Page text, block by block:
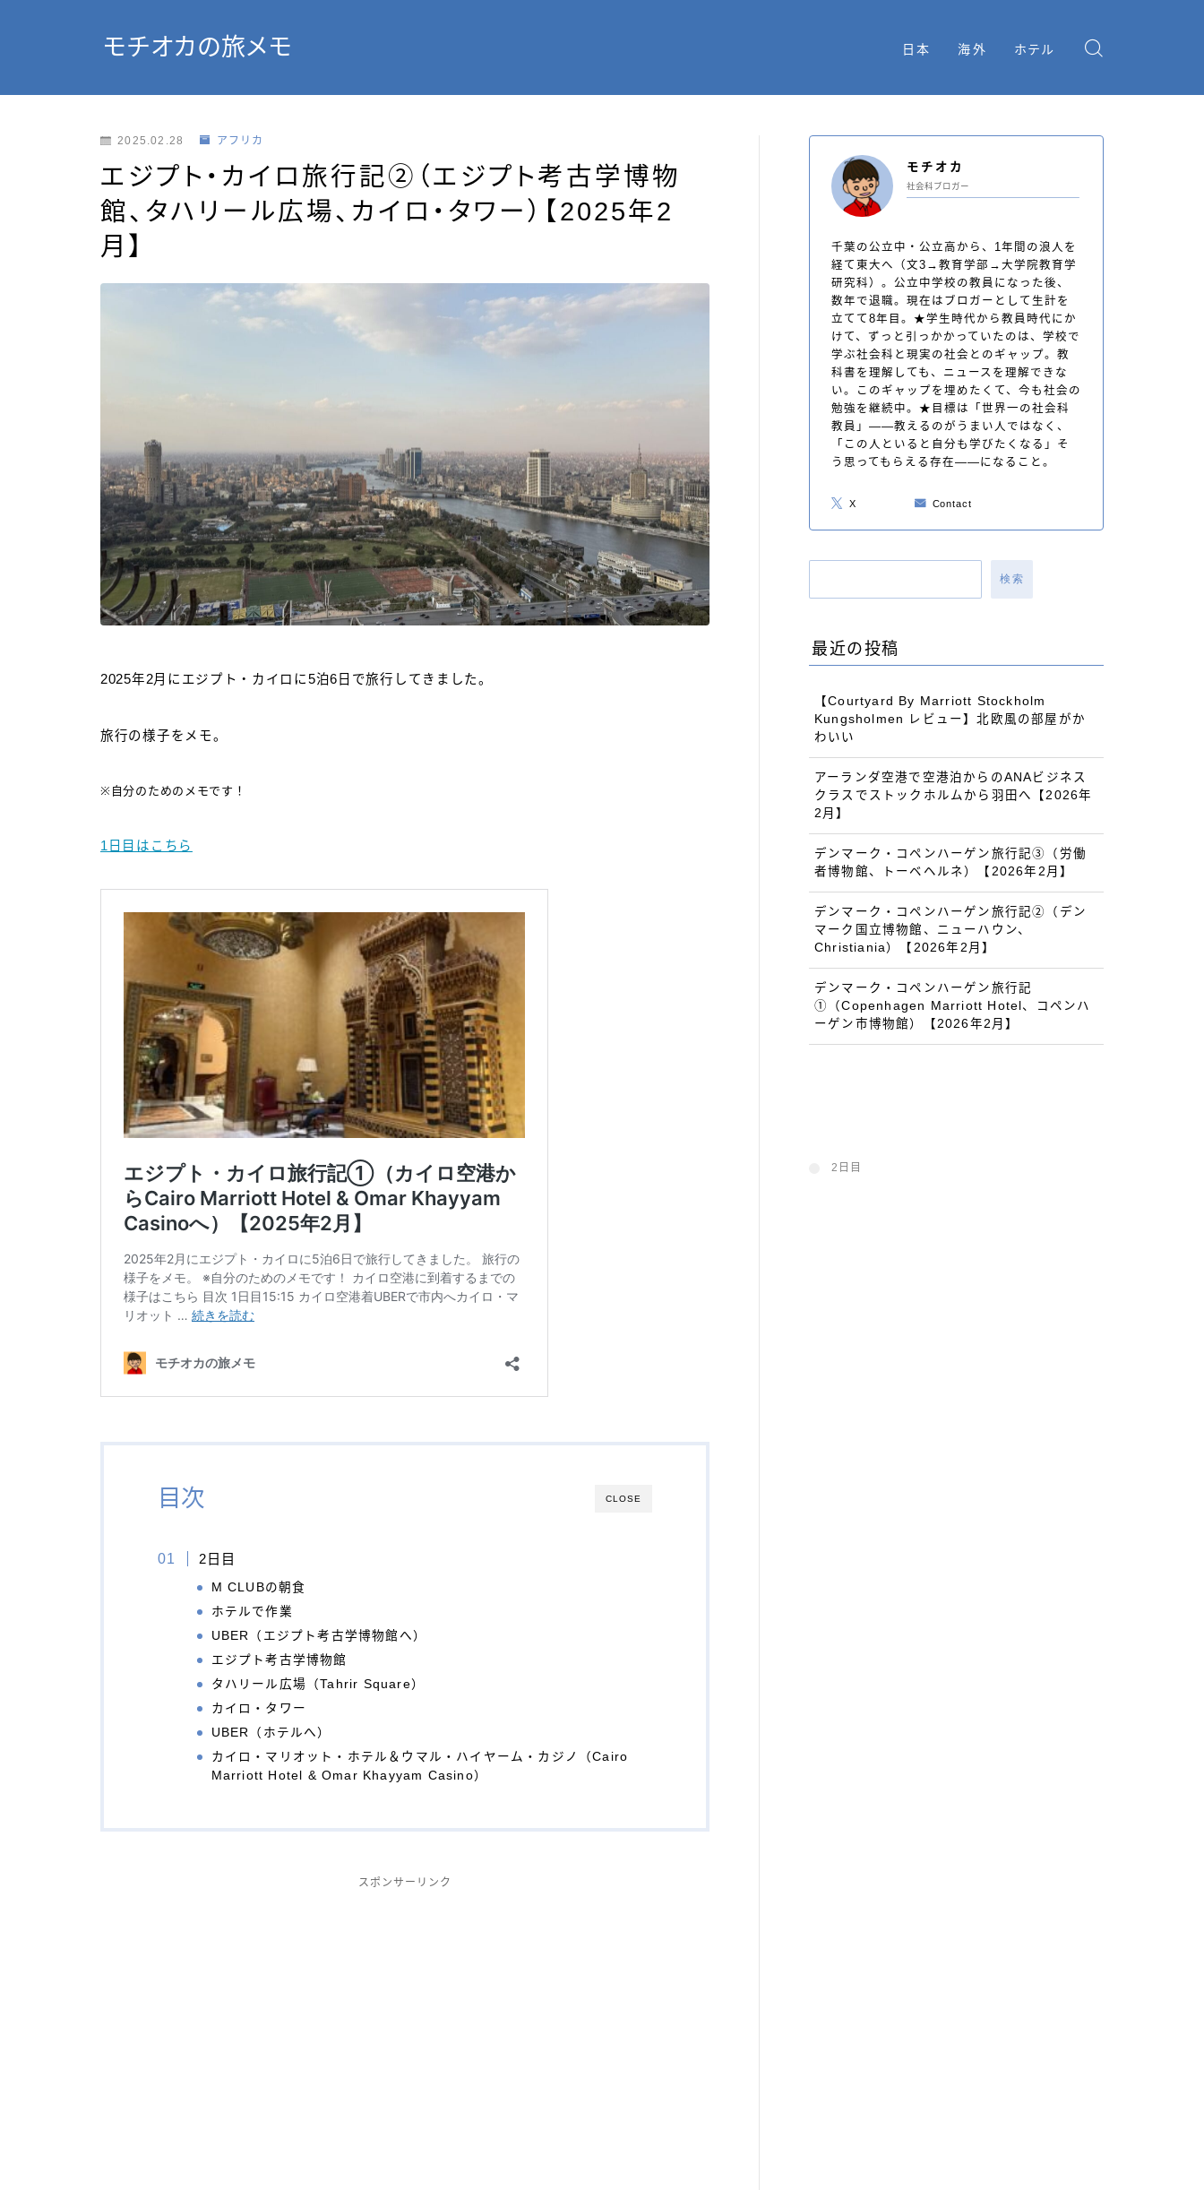
モチオカの旅メモ 日本 海外 ホテル
2025.02.28 アフリカ
エジプト・カイロ旅行記②（エジプト考古学博物
館、タハリール広場、カイロ・タワー）【2025年2
月】
2025年2月にエジプト・カイロに5泊6日で旅行してきました。
旅行の様子をメモ。
※自分のためのメモです！
1日目はこちら
CLOSE
目次
2日目
M CLUBの朝食
ホテルで作業
UBER（エジプト考古学博物館へ）
エジプト考古学博物館
タハリール広場（Tahrir Square）
カイロ・タワー
UBER（ホテルへ）
カイロ・マリオット・ホテル＆ウマル・ハイヤーム・カジノ（Cairo
Marriott Hotel & Omar Khayyam Casino）
スポンサーリンク
モチオカ
社会科ブロガー
千葉の公立中・公立高から、1年間の浪人を
経て東大へ（文3→教育学部→大学院教育学
研究科）。公立中学校の教員になった後、
数年で退職。現在はブロガーとして生計を
立てて8年目。★学生時代から教員時代にか
けて、ずっと引っかかっていたのは、学校で
学ぶ社会科と現実の社会とのギャップ。教
科書を理解しても、ニュースを理解できな
い。このギャップを埋めたくて、今も社会の
勉強を継続中。★目標は「世界一の社会科
教員」——教えるのがうまい人ではなく、
「この人といると自分も学びたくなる」そ
う思ってもらえる存在——になること。
X Contact
検索
最近の投稿
【Courtyard By Marriott Stockholm
Kungsholmen レビュー】北欧風の部屋がか
わいい
アーランダ空港で空港泊からのANAビジネス
クラスでストックホルムから羽田へ【2026年
2月】
デンマーク・コペンハーゲン旅行記③（労働
者博物館、トーベヘルネ）【2026年2月】
デンマーク・コペンハーゲン旅行記②（デン
マーク国立博物館、ニューハウン、
Christiania）【2026年2月】
デンマーク・コペンハーゲン旅行記
①（Copenhagen Marriott Hotel、コペンハ
ーゲン市博物館）【2026年2月】
2日目